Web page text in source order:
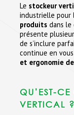
Le stockeur
industrielle pour
produits dans le
présente
de s’inclure
continue en
et ergonomie
QU’EST-
VERTICAL ?